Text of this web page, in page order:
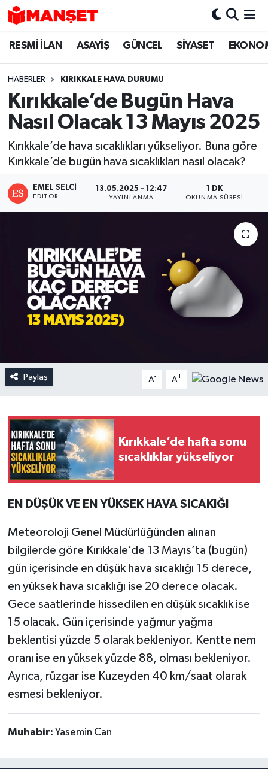
RESMİ İLAN ASAYİŞ GÜNCEL SİYASET
HABERLER KIRIKKALE HAVA DURUMU
Kırıkkale’de Bugün Hava
Nasıl Olacak 13 Mayıs 2025
Kırıkkale’de hava sıcaklıkları yükseliyor. Buna göre
Kırıkkale’de bugün hava sıcaklıkları nasıl olacak?
EMEL SELCI
EDITÖR
13.05.2025 - 12:47
YAYINLANMA
1 DK
OKUNMA SÜRESI
Paylaş A- A+
Kırıkkale’de hafta sonu
sıcaklıklar yükseliyor
EN DÜŞÜK VE EN YÜKSEK HAVA SICAKIĞI
Meteoroloji Genel Müdürlüğünden alınan
bilgilerde göre Kırıkkale’de 13 Mayıs’ta (bugün)
gün içerisinde en düşük hava sıcaklığı 15 derece,
en yüksek hava sıcaklığı ise 20 derece olacak.
Gece saatlerinde hissedilen en düşük sıcaklık ise
15 olacak. Gün içerisinde yağmur yağma
beklentisi yüzde 5 olarak bekleniyor. Kentte nem
oranı ise en yüksek yüzde 88, olması bekleniyor.
Ayrıca, rüzgar ise Kuzeyden 40 km/saat olarak
esmesi bekleniyor.
Muhabir: Yasemin Can
Hava Durumu
Trafik Durumu
Süper Lig Puan Durumu ve Fikstür
Son Dakika Haberleri
Haber Arşivi